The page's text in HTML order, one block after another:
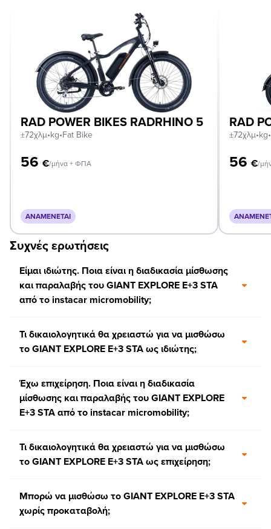
RAD POWER BIKES RADRHINO 5
±72χλμ•kg•Fat Bike
56 €/μήνα + ΦΠΑ
ΑΝΑΜΈΝΕΤΑΙ
RAD
±72χλμ•kg•
56 €/
Συχνές ερωτήσεις
Είμαι ιδιώτης. Ποια είναι η διαδικασία μίσθωσης
και παραλαβής του GIANT EXPLORE E+3 STA
από το instacar micromobility;
Τι δικαιολογητικά θα χρειαστώ για να μισθώσω
το GIANT EXPLORE E+3 STA ως ιδιώτης;
Έχω επιχείρηση. Ποια είναι η διαδικασία
μίσθωσης και παραλαβής του GIANT EXPLORE
E+3 STA από το instacar micromobility;
Τι δικαιολογητικά θα χρειαστώ για να μισθώσω
το GIANT EXPLORE E+3 STA ως επιχείρηση;
Μπορώ να μισθώσω το GIANT EXPLORE E+3 STA
χωρίς προκαταβολή;